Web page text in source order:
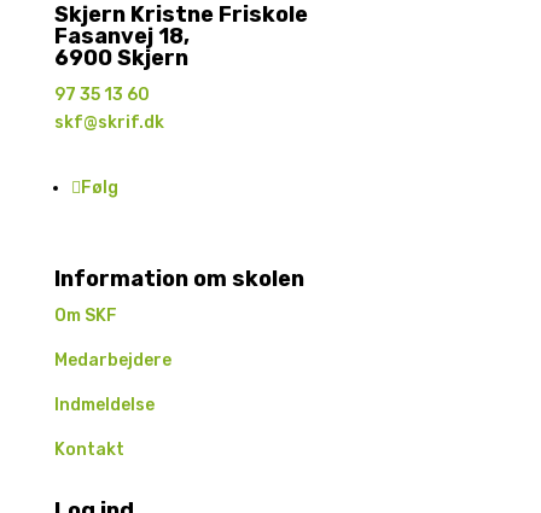
Skjern Kristne Friskole
Fasanvej 18,
6900 Skjern
97 35 13 60
skf@skrif.dk
Følg
Information om skolen
Om SKF
Medarbejdere
Indmeldelse
Kontakt